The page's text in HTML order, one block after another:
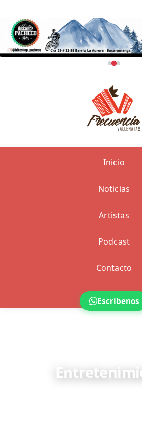
Inicio
Noticias
Artistas
Podcast
Contacto
Escribenos